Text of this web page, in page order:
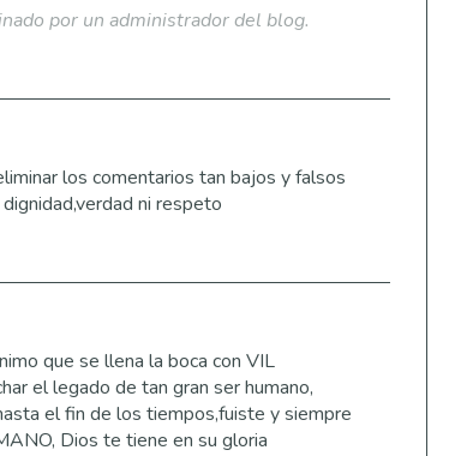
por un administrador del blog.
los comentarios tan bajos y falsos
ni respeto
que se llena la boca con VIL
el legado de tan gran ser humano,
el fin de los tiempos,fuiste y siempre
Dios te tiene en su gloria